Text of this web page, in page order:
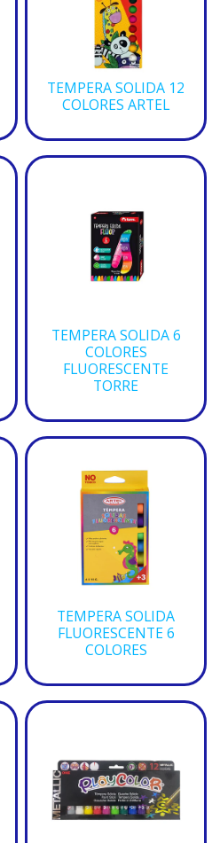
TEMPERA SOLIDA 12
COLORES ARTEL
TEMPERA SOLIDA 6
COLORES
FLUORESCENTE
TORRE
TEMPERA SOLIDA
FLUORESCENTE 6
COLORES